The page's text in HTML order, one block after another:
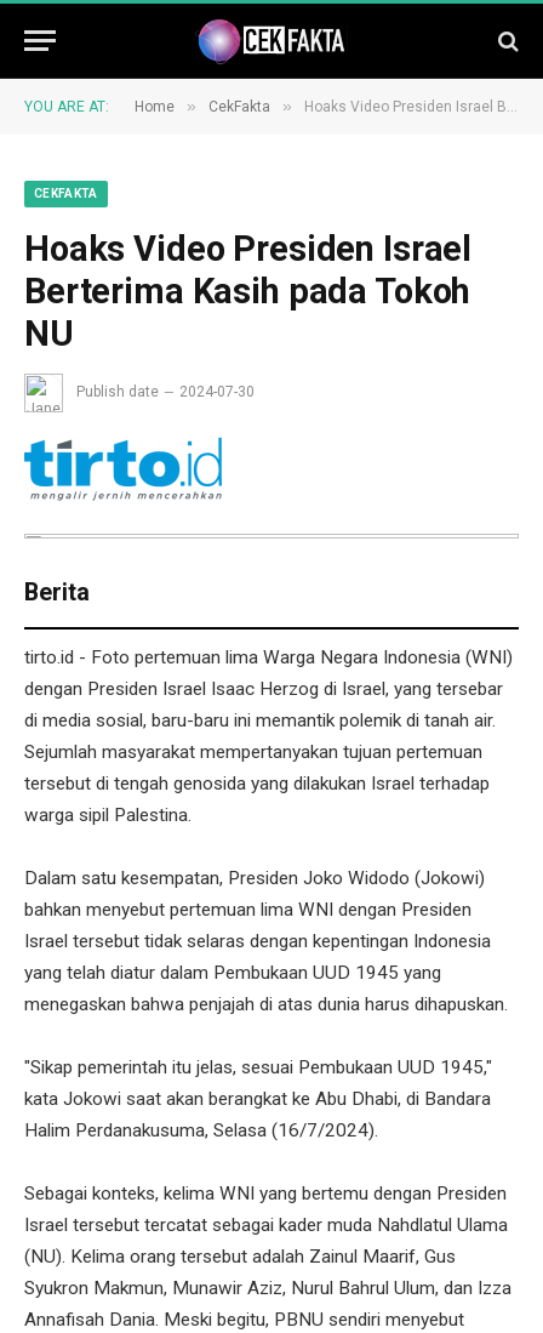
YOU ARE AT: Home » CekFakta » Hoaks Video Presiden Israel Berterima Kasih pada Tokoh NU
CEKFAKTA
Hoaks Video Presiden Israel
Berterima Kasih pada Tokoh
NU
Publish date 2024-07-30
Berita
tirto.id - Foto pertemuan lima Warga Negara Indonesia (WNI)
dengan Presiden Israel Isaac Herzog di Israel, yang tersebar
di media sosial, baru-baru ini memantik polemik di tanah air.
Sejumlah masyarakat mempertanyakan tujuan pertemuan
tersebut di tengah genosida yang dilakukan Israel terhadap
warga sipil Palestina.
Dalam satu kesempatan, Presiden Joko Widodo (Jokowi)
bahkan menyebut pertemuan lima WNI dengan Presiden
Israel tersebut tidak selaras dengan kepentingan Indonesia
yang telah diatur dalam Pembukaan UUD 1945 yang
menegaskan bahwa penjajah di atas dunia harus dihapuskan.
"Sikap pemerintah itu jelas, sesuai Pembukaan UUD 1945,"
kata Jokowi saat akan berangkat ke Abu Dhabi, di Bandara
Halim Perdanakusuma, Selasa (16/7/2024).
Sebagai konteks, kelima WNI yang bertemu dengan Presiden
Israel tersebut tercatat sebagai kader muda Nahdlatul Ulama
(NU). Kelima orang tersebut adalah Zainul Maarif, Gus
Syukron Makmun, Munawir Aziz, Nurul Bahrul Ulum, dan Izza
Annafisah Dania. Meski begitu, PBNU sendiri menyebut